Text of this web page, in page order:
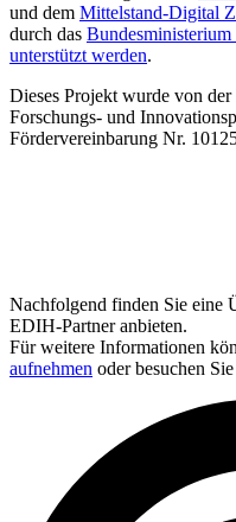
und dem Mittelstand-Digital
durch das
unterstützt werden.
Dieses Projekt wurde von
Forschungs- und
Fördervereinbarung Nr.
Nachfolgend finden Sie eine
EDIH-Partner anbieten.
Für weitere Informationen
aufnehmen oder besuchen